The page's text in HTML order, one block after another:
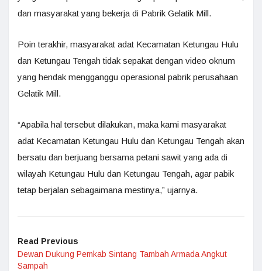
dan masyarakat yang bekerja di Pabrik Gelatik Mill.
Poin terakhir, masyarakat adat Kecamatan Ketungau Hulu
dan Ketungau Tengah tidak sepakat dengan video oknum
yang hendak mengganggu operasional pabrik perusahaan
Gelatik Mill.
“Apabila hal tersebut dilakukan, maka kami masyarakat
adat Kecamatan Ketungau Hulu dan Ketungau Tengah akan
bersatu dan berjuang bersama petani sawit yang ada di
wilayah Ketungau Hulu dan Ketungau Tengah, agar pabik
tetap berjalan sebagaimana mestinya,” ujarnya.
Read Previous
Dewan Dukung Pemkab Sintang Tambah Armada Angkut
Sampah